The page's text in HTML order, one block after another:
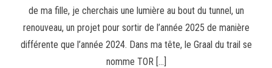
de ma fille, je cherchais une lumière au bout du tunnel, un
renouveau, un projet pour sortir de l’année 2025 de manière
différente que l’année 2024. Dans ma tête, le Graal du trail se
nomme TOR […]